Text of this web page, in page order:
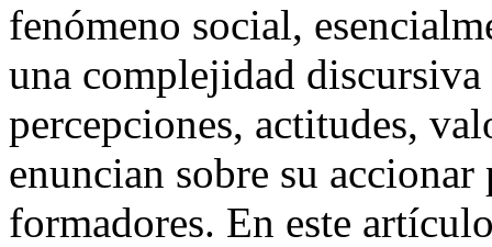
fenómeno social,
una complejidad
percepciones, actitudes,
enuncian sobre su
formadores. En este